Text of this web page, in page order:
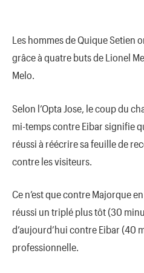
Les hommes de Quique Setien
grâce à quatre buts de Lionel
Melo.
Selon l’Opta Jose, le coup du
mi-temps contre Eibar signifie
réussi à réécrire sa feuille de
contre les visiteurs.
Ce n’est que contre Majorque
réussi un triplé plus tôt (30
d’aujourd’hui contre Eibar (40
professionnelle.